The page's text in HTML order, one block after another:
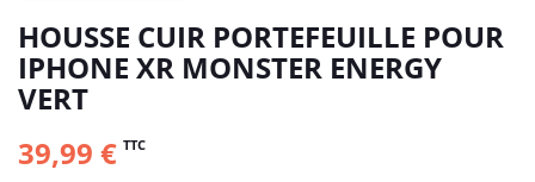
HOUSSE CUIR PORTEFEUILLE POUR
IPHONE XR MONSTER ENERGY
VERT
39,99 € TTC